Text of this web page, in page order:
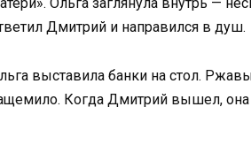
Ольга заглянула внутрь —
Дмитрий и направился в душ.
выставила банки на стол.
Когда Дмитрий вышел, она